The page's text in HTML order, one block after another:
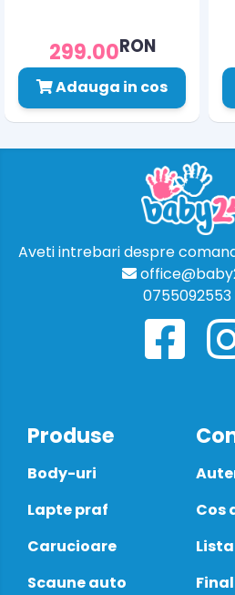
299.00RON
Adauga in cos
Aveti intrebari despre
0755092553
Produse
Body-uri
Lapte praf
Carucioare
Scaune auto
Cos